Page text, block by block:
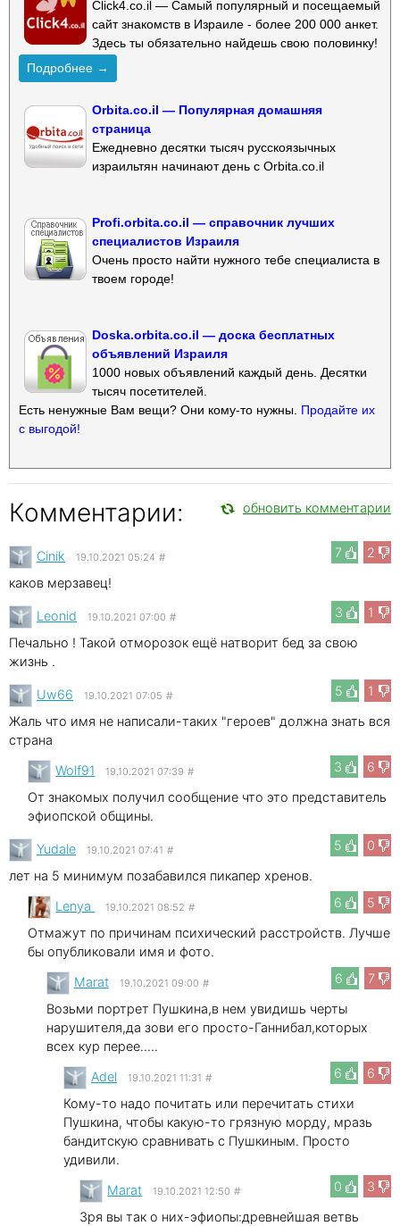
Click4.co.il — Самый популярный и посещаемый
сайт знакомств в Израиле - более 200 000 анкет.
Здесь ты обязательно найдешь свою половинку!
Подробнее →
Orbita.co.il — Популярная домашняя
страница
Ежедневно десятки тысяч русскоязычных
израильтян начинают день с Orbita.co.il
Profi.orbita.co.il — справочник лучших
специалистов Израиля
Очень просто найти нужного тебе специалиста в
твоем городе!
Doska.orbita.co.il — доска бесплатных
объявлений Израиля
1000 новых объявлений каждый день. Десятки
тысяч посетителей.
Есть ненужные Вам вещи? Они кому-то нужны. Продайте их
с выгодой!
Комментарии: обновить комментарии
7 2
Cinik 19.10.2021 05:24 #
каков мерзавец!
3
1
Leonid 19.10.2021 07:00 #
Печально ! Такой отморозок ещё натворит бед за свою
жизнь .
5
1
Uw66 19.10.2021 07:05 #
Жаль что имя не написали-таких "героев" должна знать вся
страна
3
6
Wolf91 19.10.2021 07:39 #
От знакомых получил сообщение что это представитель
эфиопской общины.
5
0
Yudale 19.10.2021 07:41 #
лет на 5 минимум позабавился пикапер хренов.
6
5
Lenya 19.10.2021 08:52 #
Отмажут по причинам психический расстройств. Лучше
бы опубликовали имя и фото.
6
7
Marat 19.10.2021 09:00 #
Возьми портрет Пушкина,в нем увидишь черты
нарушителя,да зови его просто-Ганнибал,которых
всех кур перее.....
6
6
Adel 19.10.2021 11:31 #
Кому-то надо почитать или перечитать стихи
Пушкина, чтобы какую-то грязную морду, мразь
бандитскую сравнивать с Пушкиным. Просто
удивили.
0
3
Marat 19.10.2021 12:50 #
Зря вы так о них-эфиопы:древнейшая ветвь